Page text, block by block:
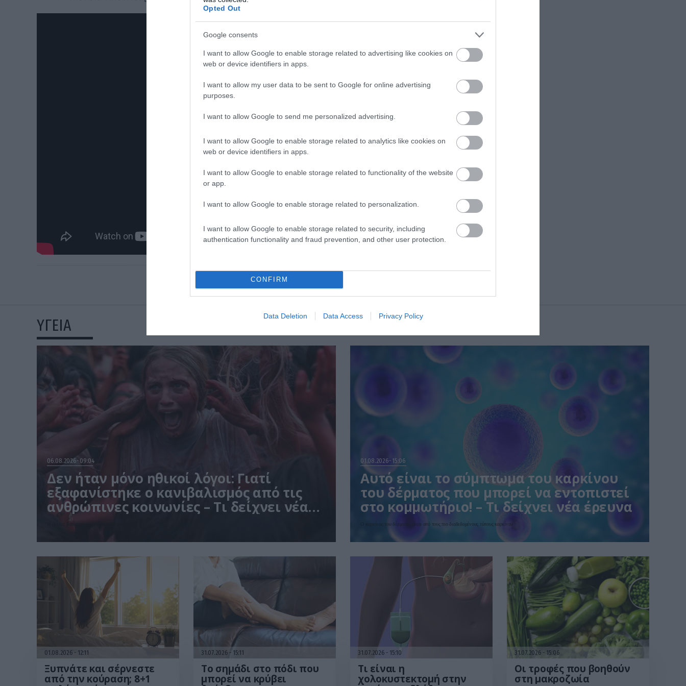
Opted Out
Google consents
I want to allow Google to enable storage related to advertising like cookies on
web or device identifiers in apps.
I want to allow my user data to be sent to Google for online advertising
purposes.
I want to allow Google to send me personalized advertising.
I want to allow Google to enable storage related to analytics like cookies on
web or device identifiers in apps.
I want to allow Google to enable storage related to functionality of the website
or app.
I want to allow Google to enable storage related to personalization.
I want to allow Google to enable storage related to security, including
authentication functionality and fraud prevention, and other user protection.
CONFIRM
Data Deletion Data Access Privacy Policy
ΥΓΕΙΑ
06.08.2026 09:04
Δεν ήταν μόνο ηθικοί λόγοι: Γιατί
εξαφανίστηκε ο κανιβαλισμός από τις
ανθρώπινες κοινωνίες – Τι δείχνει νέα
έρευνα
01.08.2026 15:06
Αυτό είναι το σύμπτωμα του καρκίνου
του δέρματος που μπορεί να εντοπιστεί
στο κομμωτήριο! – Τι δείχνει νέα έρευνα
Ο καρκίνος του δέρματος είναι από τους πιο διαδεδομένους τύπους καρκίνου
01.08.2026 12:11
Ξυπνάτε και σέρνεστε
από την κούραση; 8+1
31.07.2026 15:11
Το σημάδι στο πόδι που
μπορεί να κρύβει
31.07.2026 15:10
Τι είναι η
χολοκυστεκτομή στην
31.07.2026 15:06
Οι τροφές που βοηθούν
στη μακροζωία